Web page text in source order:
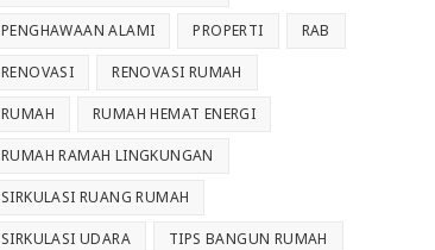
PENGHAWAAN ALAMI PROPERTI RAB
RENOVASI RENOVASI RUMAH
RUMAH RUMAH HEMAT ENERGI
RUMAH RAMAH LINGKUNGAN
SIRKULASI RUANG RUMAH
SIRKULASI UDARA TIPS BANGUN RUMAH